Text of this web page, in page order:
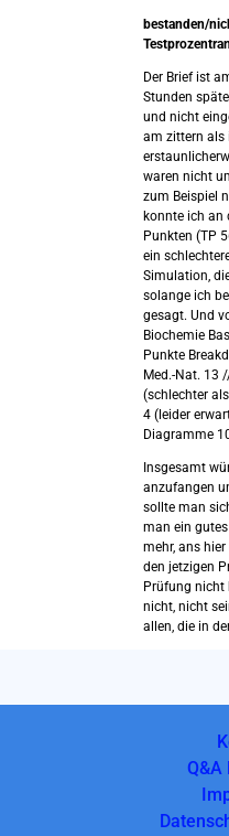
bestanden/
Der Brief ist
Stunden
und nicht
am zittern als
waren nicht
zum Beispiel
konnte ich an
Punkten (TP
ein
Simulation,
solange ich
gesagt. Und
Biochemie
Punkte
Med.-Nat. 13
(schlechter
4 (leider
Diagramme
Insgesamt
anzufangen
sollte man
man ein
mehr, ans
den jetzigen
Prüfung nicht
nicht, nicht
allen, die in
Q&A